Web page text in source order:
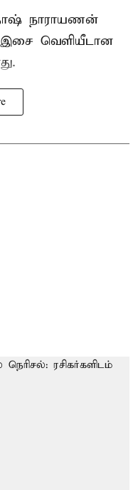
நாராயணன்
வெளியீடான